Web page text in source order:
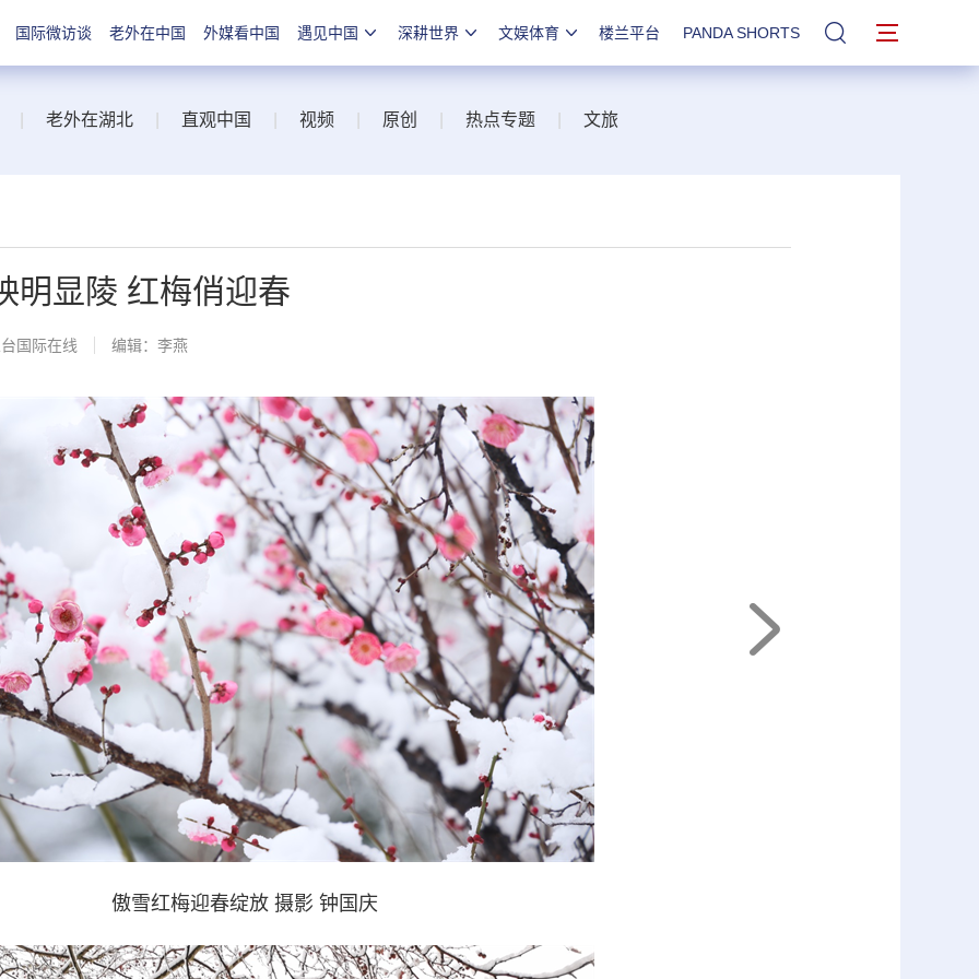
国际微访谈 老外在中国 外媒看中国 遇见中国 深耕世界 文娱体育 楼兰平台 PANDA SHORTS 站内搜索
老外在湖北 直观中国 视频 原创 热点专题 文旅
明显陵 红梅俏迎春
国际在线 编辑：李燕
傲雪红梅迎春绽放 摄影 钟国庆